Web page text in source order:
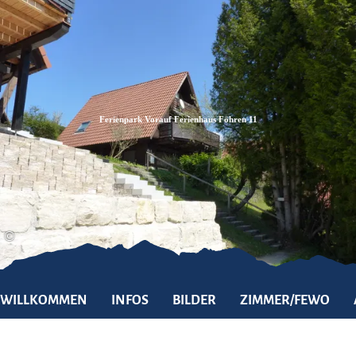
Zum
Inhalt
Suche
Zum
Footer
©
Ferienpark Vorauf Ferienhaus Föhren 11
WILLKOMMEN INFOS BILDER ZIMMER/FEWO